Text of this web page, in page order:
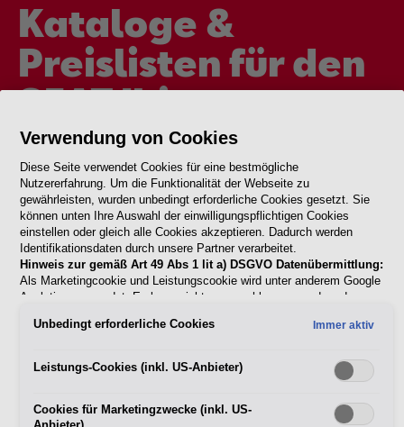
Kataloge &
Preislisten für den
SEAT Ibiza
Katalogen und Preislisten. Finde das perfekte Modell für
deinen urbanen Lifestyle und gestalte es nach deinen
individuellen Vorstellungen. Unsere transparenten
Produktinformationen ermöglichen es dir, die Kosten genau zu
kalkulieren und dein Fahrzeug nach deinen Wünschen zu
konfigurieren.
Verwendung von Cookies
Diese Seite verwendet Cookies für eine bestmögliche
Nutzererfahrung. Um die Funktionalität der Webseite zu
gewährleisten, wurden unbedingt erforderliche Cookies gesetzt. Sie
können unten Ihre Auswahl der einwilligungspflichtigen Cookies
einstellen oder gleich alle Cookies akzeptieren. Dadurch werden
Identifikationsdaten durch unsere Partner verarbeitet.
Hinweis zur gemäß Art 49 Abs 1 lit a) DSGVO Datenübermittlung:
Als Marketingcookie und Leistungscookie wird unter anderem Google
Analytics verwendet. Es kann nicht ausgeschlossen werden, dass
die USA (insbesondere dort an die Google LLC) weitergibt. In den
gleichwertiges Datenschutzniveau und es fehlt an einem
Angemessenheitsbeschluss der Europäischen Kommission. Hieraus
Betroffener in den USA nicht wirksam durchsetzen können, in den
Unbedingt erforderliche Cookies Immer aktiv
Leistungs-Cookies (inkl. US-Anbieter)
Cookies für Marketingzwecke (inkl. US-